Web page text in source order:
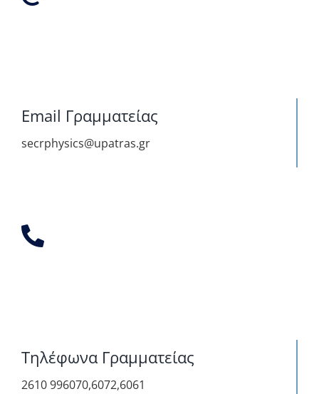
Email Γραμματείας
secrphysics@upatras.gr
Τηλέφωνα Γραμματείας
2610 996070,6072,6061